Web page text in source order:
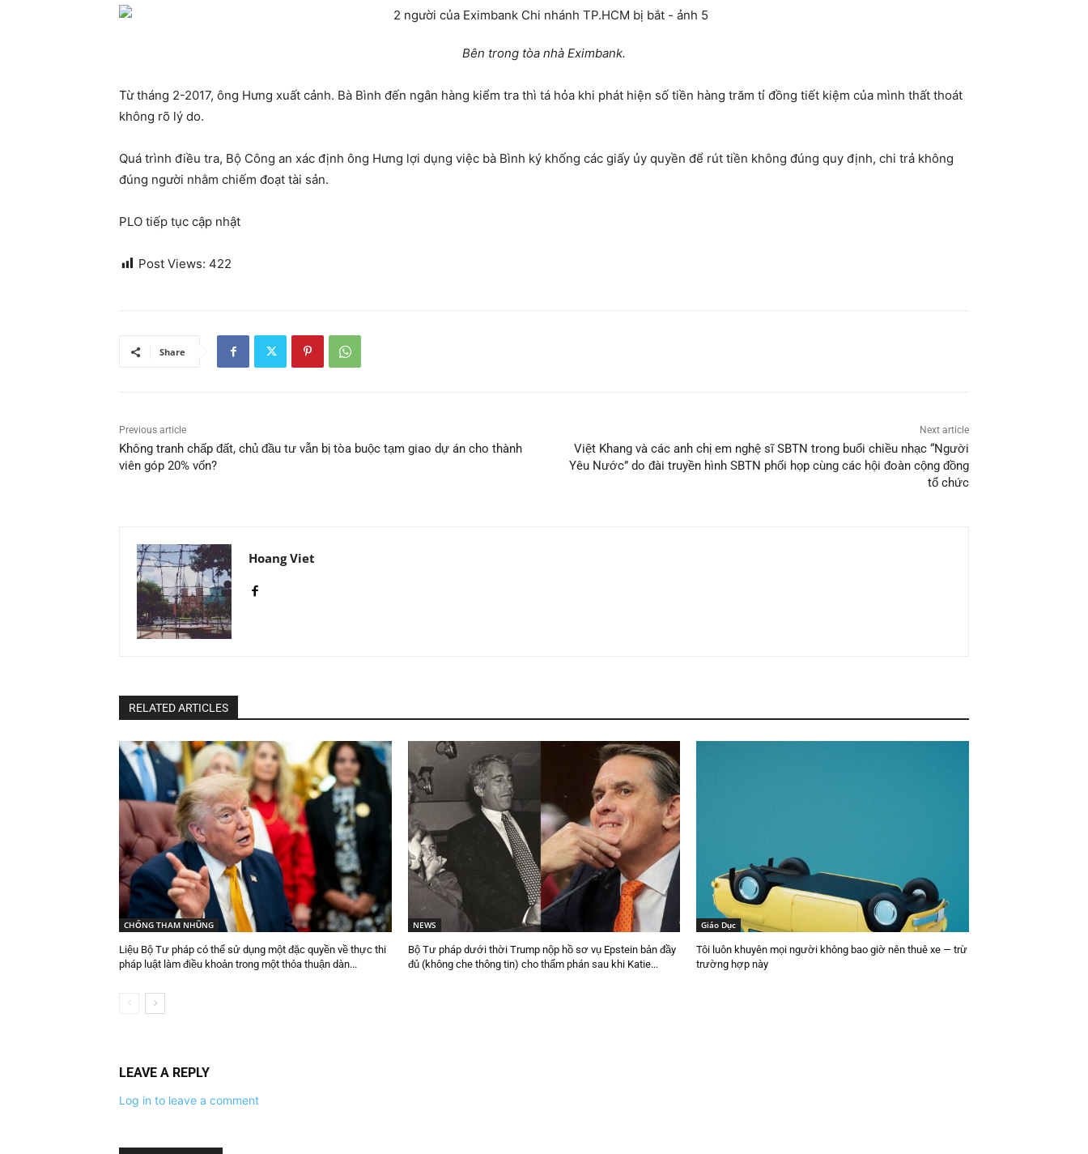
Bên trong tòa nhà Eximbank.
Từ tháng 2-2017, ông Hưng xuất cảnh. Bà Bình đến ngân hàng kiểm tra thì tá hỏa khi phát hiện số tiền hàng trăm tỉ đồng tiết kiệm của mình thất thoát
không rõ lý do.
Quá trình điều tra, Bộ Công an xác định ông Hưng lợi dụng việc bà Bình ký khống các giấy ủy quyền để rút tiền không đúng quy định, chi trả không
đúng người nhằm chiếm đoạt tài sản.
PLO tiếp tục cập nhật
Post Views: 422
Share
Previous article
Không tranh chấp đất, chủ đầu tư vẫn bị tòa buộc tạm giao dự án cho thành
viên góp 20% vốn?
Next article
Việt Khang và các anh chị em nghệ sĩ SBTN trong buổi chiều nhạc “Người
Yêu Nước” do đài truyền hình SBTN phối họp cùng các hội đoàn cộng đồng
tổ chức
Hoang Viet
RELATED ARTICLES
CHỐNG THAM NHŨNG
Liệu Bộ Tư pháp có thể sử dụng một đặc quyền về thực thi
pháp luật làm điều khoản trong một thỏa thuận dàn...
NEWS
Bộ Tư pháp dưới thời Trump nộp hồ sơ vụ Epstein bản đầy
đủ (không che thông tin) cho thẩm phán sau khi Katie...
Giáo Dục
Tôi luôn khuyên mọi người không bao giờ nên thuê xe — trừ
trường hợp này
LEAVE A REPLY
Log in to leave a comment